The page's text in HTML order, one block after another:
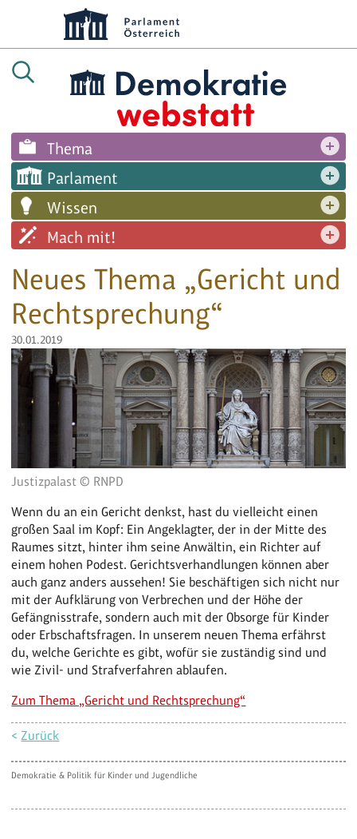
Thema
Parlament
Wissen
Mach mit!
Neues Thema „Gericht und
Rechtsprechung“
30.01.2019
Justizpalast © RNPD
Wenn du an ein Gericht denkst, hast du vielleicht einen
großen Saal im Kopf: Ein Angeklagter, der in der Mitte des
Raumes sitzt, hinter ihm seine Anwältin, ein Richter auf
einem hohen Podest. Gerichtsverhandlungen können aber
auch ganz anders aussehen! Sie beschäftigen sich nicht nur
mit der Aufklärung von Verbrechen und der Höhe der
Gefängnisstrafe, sondern auch mit der Obsorge für Kinder
oder Erbschaftsfragen. In unserem neuen Thema erfährst
du, welche Gerichte es gibt, wofür sie zuständig sind und
wie Zivil- und Strafverfahren ablaufen.
Zum Thema „Gericht und Rechtsprechung“
<Zurück
Demokratie & Politik für Kinder und Jugendliche